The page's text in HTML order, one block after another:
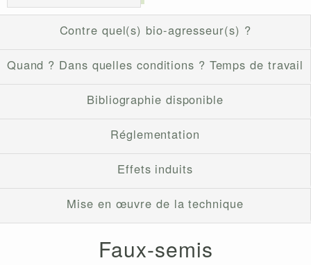
Contre quel(s) bio-agresseur(s) ?
Quand ? Dans quelles conditions ? Temps de travail
Bibliographie disponible
Réglementation
Effets induits
Mise en œuvre de la technique
Faux-semis